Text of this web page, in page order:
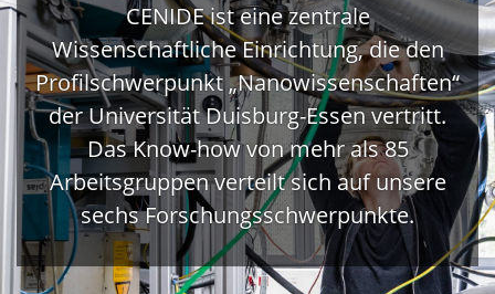
CENIDE ist eine zentrale
Wissenschaftliche Einrichtung, die den
Profilschwerpunkt „Nanowissenschaften“
der Universität Duisburg-Essen vertritt.
Das Know-how von mehr als 85
Arbeitsgruppen verteilt sich auf unsere
sechs Forschungsschwerpunkte.